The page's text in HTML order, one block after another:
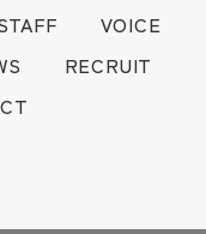
VOICE
RECRUIT